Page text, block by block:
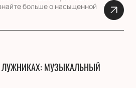
больше о насыщенной
ЛУЖНИКАХ: МУЗЫКАЛЬНЫЙ